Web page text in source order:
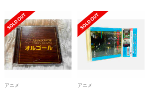
アニメ アニメ